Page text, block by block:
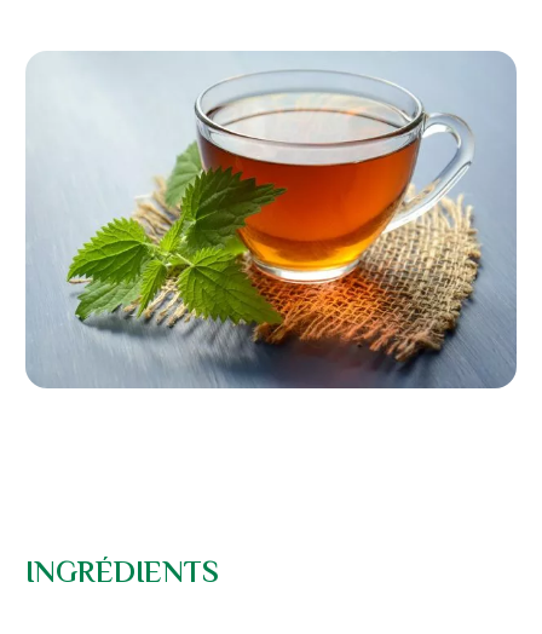
INGRÉDIENTS